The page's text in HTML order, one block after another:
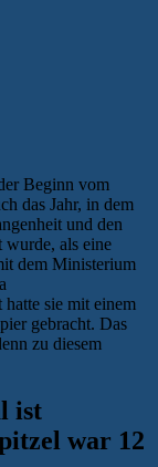
Beginn vom
das Jahr, in dem
und den
wurde, als eine
dem Ministerium
sie mit einem
gebracht. Das
zu diesem
ist
war 12